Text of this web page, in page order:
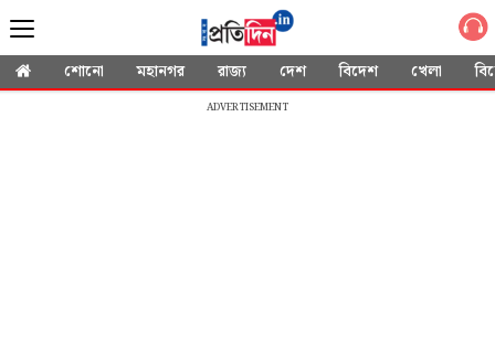
শোনো মহানগর রাজ্য দেশ বিদেশ খেলা
ADVERTISEMENT